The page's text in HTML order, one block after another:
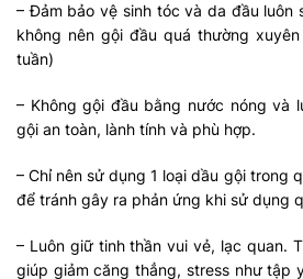
– Đảm bảo vệ sinh tóc và da đầu luôn
không nên gội đầu quá thường
tuần)
– Không gội đầu bằng nước nóng và
gội an toàn, lành tính và phù hợp.
– Chỉ nên sử dụng 1 loại dầu gội trong
để tránh gây ra phản ứng khi sử dụng
– Luôn giữ tinh thần vui vẻ, lạc quan.
giúp giảm căng thẳng, stress như tập